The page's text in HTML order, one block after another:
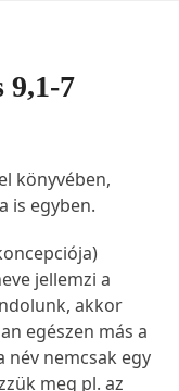
9,1-7
könyvében,
is egyben.
jellemzi a
akkor
egészen más a
név nemcsak egy
meg pl. az